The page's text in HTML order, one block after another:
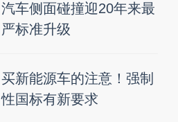
汽车侧面碰撞迎20年来最
严标准升级
买新能源车的注意！强制
性国标有新要求